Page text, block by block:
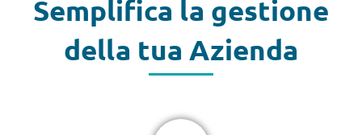
Semplifica la gestione
della tua Azienda